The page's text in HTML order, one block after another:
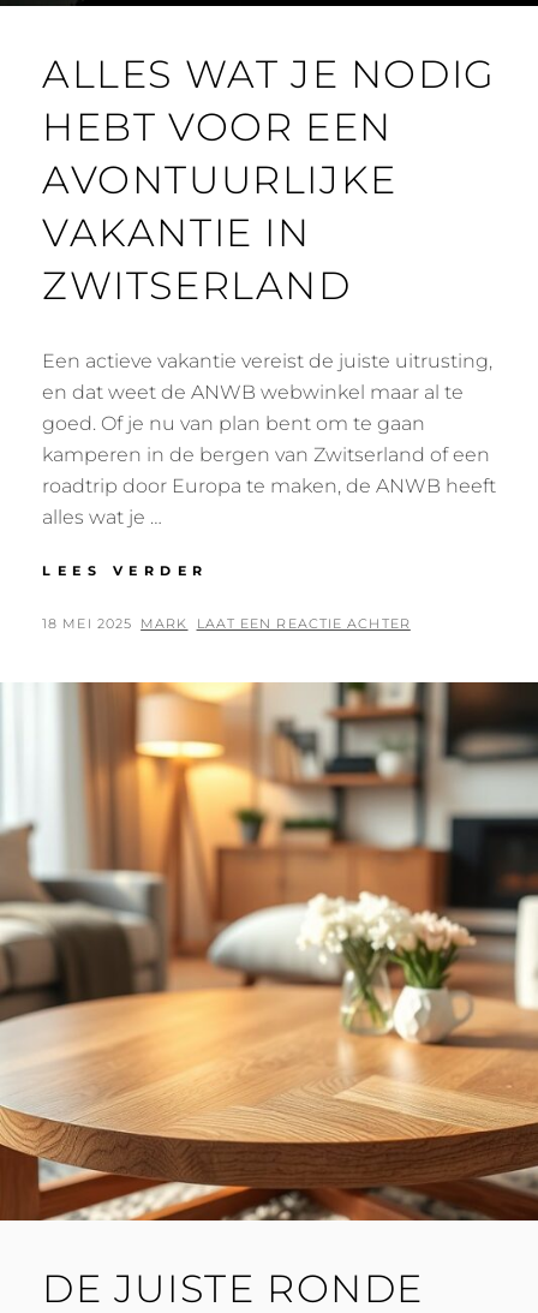
ALLES WAT JE NODIG
HEBT VOOR EEN
AVONTUURLIJKE
VAKANTIE IN
ZWITSERLAND
Een actieve vakantie vereist de juiste uitrusting,
en dat weet de ANWB webwinkel maar al te
goed. Of je nu van plan bent om te gaan
kamperen in de bergen van Zwitserland of een
roadtrip door Europa te maken, de ANWB heeft
alles wat je …
LEES VERDER
JE
VOOR
AVONTUURLIJKE
VAKANTIE
ZWITSERLAND
GEPLAATST
18 MEI 2025 BY
MARK LAAT EEN REACTIE ACHTER
DE JUISTE RONDE